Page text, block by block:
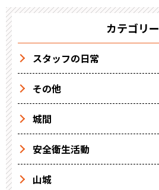
カテゴリー
スタッフの日常
その他
城間
安全衛生活動
山城